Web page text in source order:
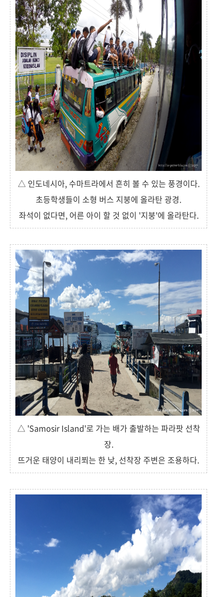
△ 인도네시아, 수마트라에서 흔히 볼 수 있는 풍경이다.
초등학생들이 소형 버스 지붕에 올라탄 광경.
좌석이 없다면, 어른 아이 할 것 없이 '지붕'에 올라탄다.
△ 'Samosir Island'로 가는 배가 출발하는 파라팟 선착
장.
뜨거운 태양이 내리쬐는 한 낮, 선착장 주변은 조용하다.